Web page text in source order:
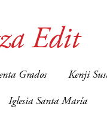
Edit
Grados Kenji
Iglesia Santa María